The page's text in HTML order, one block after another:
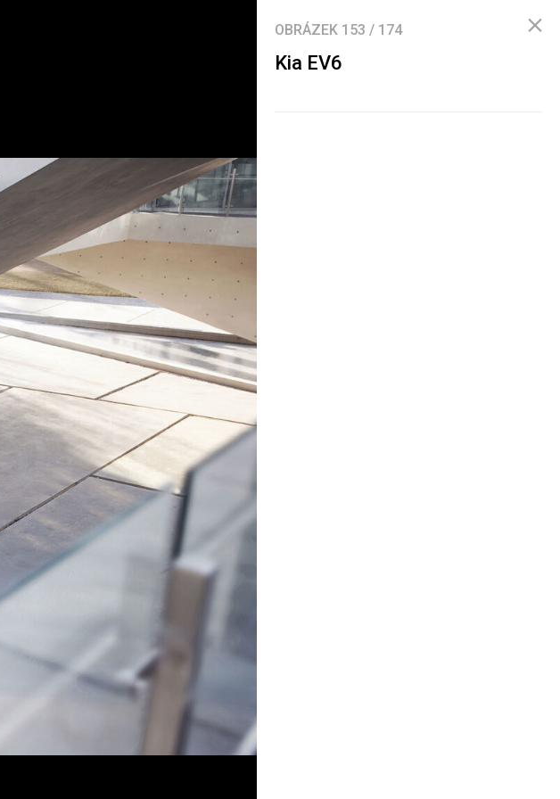
OBRÁZEK 153 / 174
Kia EV6